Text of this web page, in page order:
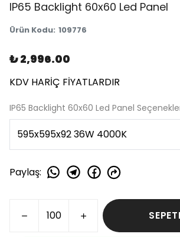
IP65 Backlight 60x60 Led Panel
Ürün Kodu: 109776
₺ 2,996.00
KDV HARİÇ FİYATLARDIR
IP65 Backlight 60x60 Led Panel
Paylaş: